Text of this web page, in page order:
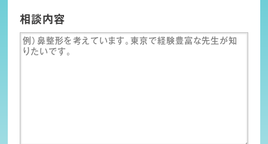
相談内容